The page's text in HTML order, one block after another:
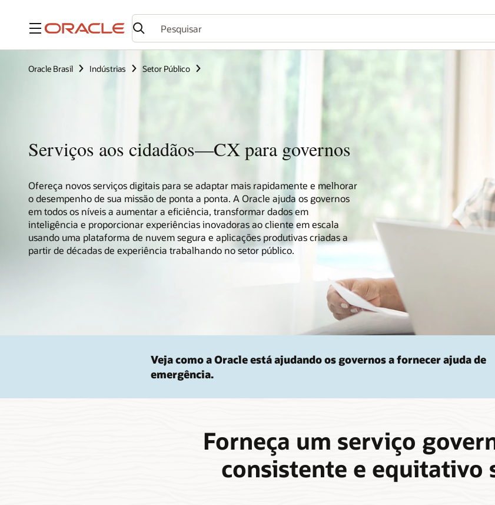
Menu
Oracle Brasil Indústrias Setor Público
Serviços aos cidadãos—CX para governos
Ofereça novos serviços digitais para se adaptar mais rapidamente e melhorar
o desempenho de sua missão de ponta a ponta. A Oracle ajuda os governos
em todos os níveis a aumentar a eficiência, transformar dados em
inteligência e proporcionar experiências inovadoras ao cliente em escala
usando uma plataforma de nuvem segura e aplicações produtivas criadas a
partir de décadas de experiência trabalhando no setor público.
Veja como a Oracle está ajudando os governos a fornecer ajuda de
emergência.
Forneça um serviço
consistente e equitativo